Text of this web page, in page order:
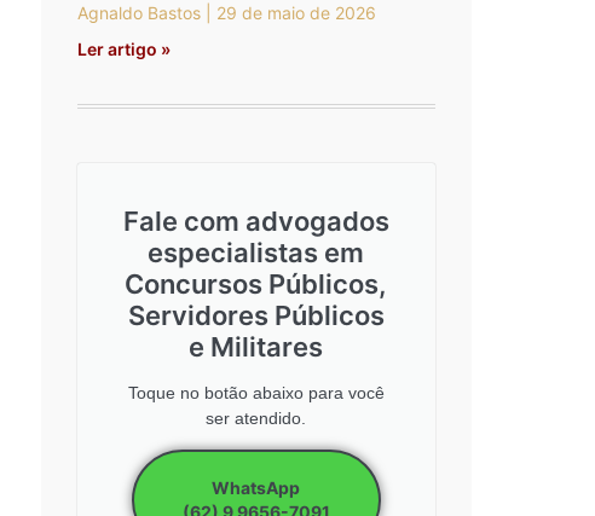
Agnaldo Bastos
29 de maio de 2026
Ler artigo »
Fale com advogados
especialistas em
Concursos Públicos,
Servidores Públicos
e Militares
Toque no botão abaixo para você
ser atendido.
WhatsApp